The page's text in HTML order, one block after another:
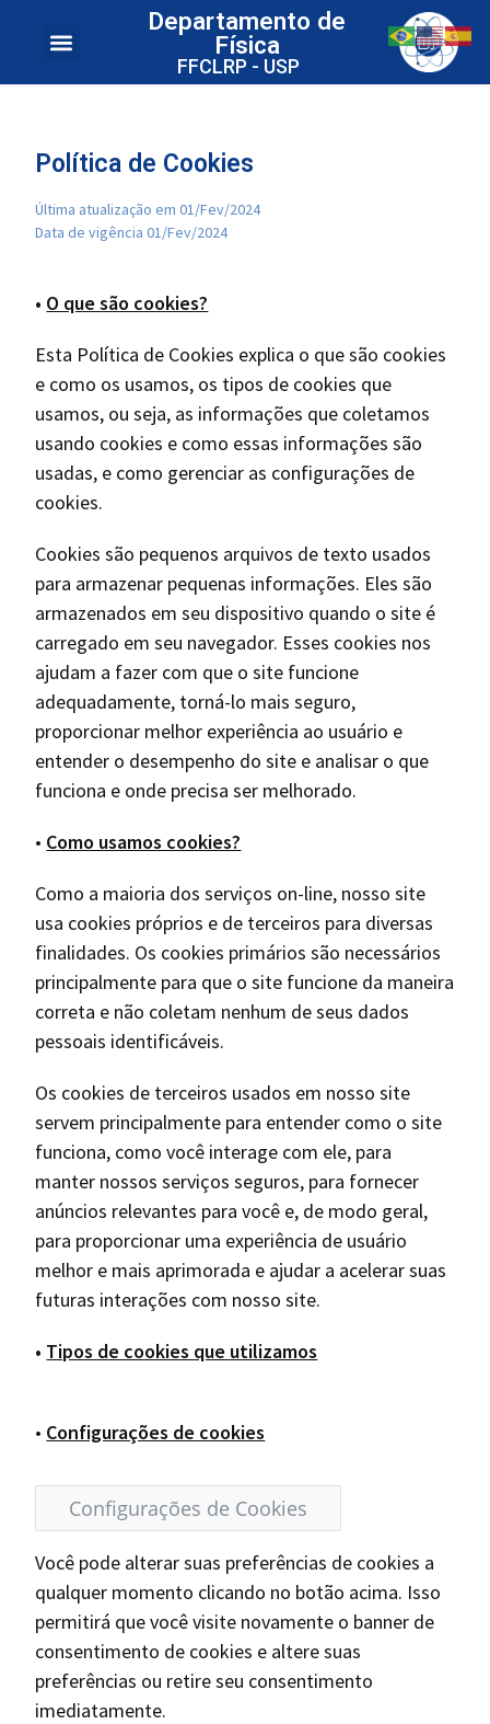
Departamento de
Física
FFCLRP - USP
Política de Cookies
Última atualização em 01/Fev/2024
Data de vigência 01/Fev/2024
• O que são cookies?
Esta Política de Cookies explica o que são cookies
e como os usamos, os tipos de cookies que
usamos, ou seja, as informações que coletamos
usando cookies e como essas informações são
usadas, e como gerenciar as configurações de
cookies.
Cookies são pequenos arquivos de texto usados
para armazenar pequenas informações. Eles são
armazenados em seu dispositivo quando o site é
carregado em seu navegador. Esses cookies nos
ajudam a fazer com que o site funcione
adequadamente, torná-lo mais seguro,
proporcionar melhor experiência ao usuário e
entender o desempenho do site e analisar o que
funciona e onde precisa ser melhorado.
• Como usamos cookies?
Como a maioria dos serviços on-line, nosso site
usa cookies próprios e de terceiros para diversas
finalidades. Os cookies primários são necessários
principalmente para que o site funcione da maneira
correta e não coletam nenhum de seus dados
pessoais identificáveis.
Os cookies de terceiros usados em nosso site
servem principalmente para entender como o site
funciona, como você interage com ele, para
manter nossos serviços seguros, para fornecer
anúncios relevantes para você e, de modo geral,
para proporcionar uma experiência de usuário
melhor e mais aprimorada e ajudar a acelerar suas
futuras interações com nosso site.
• Tipos de cookies que utilizamos
• Configurações de cookies
Configurações de Cookies
Você pode alterar suas preferências de cookies a
qualquer momento clicando no botão acima. Isso
permitirá que você visite novamente o banner de
consentimento de cookies e altere suas
preferências ou retire seu consentimento
imediatamente.